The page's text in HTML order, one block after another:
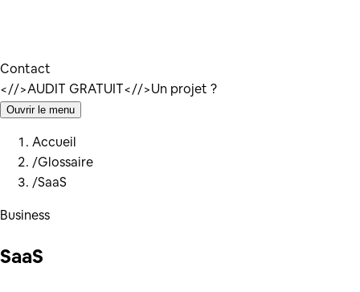
Contact
<//>AUDIT GRATUIT<//>Un projet ?
Ouvrir le menu
Accueil
/Glossaire
/SaaS
Business
SaaS